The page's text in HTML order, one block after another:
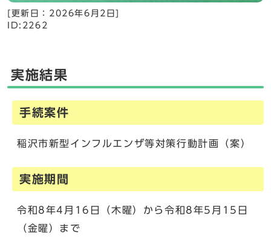
[更新日： 2026年6月2日
ID:2262
実施結果
手続案件
稲沢市新型インフルエンザ等対策行動計画（案）
実施期間
令和8年4月16日（木曜）から令和8年5月15日
（金曜）まで